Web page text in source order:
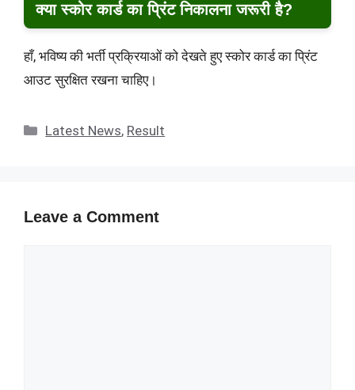
क्या स्कोर कार्ड का प्रिंट निकालना जरूरी है?
हाँ, भविष्य की भर्ती प्रक्रियाओं को देखते हुए स्कोर कार्ड का प्रिंट
आउट सुरक्षित रखना चाहिए।
Categories
Latest News, Result
Leave a Comment